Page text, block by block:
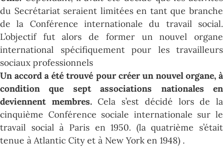
du Secrétariat seraient limitées en tant que branche
de la Conférence internationale du travail social.
L’objectif fut alors de former un nouvel organe
international spécifiquement pour les travailleurs
sociaux professionnels
Un accord a été trouvé pour créer un nouvel organe, à
condition que sept associations nationales en
deviennent membres.Cela s’est décidé lors de la
cinquième Conférence sociale internationale sur le
travail social à Paris en 1950. (la quatrième s’était
tenue à Atlantic City et à New York en 1948) .